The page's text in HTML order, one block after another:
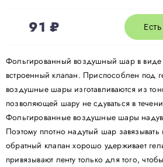
Политика
91₽
Фольгированный воздушный шар в виде
встроенный клапан. Приспособлен под
воздушные шары изготавливаются из
позволяющей шару не сдуваться в
Фольгированные воздушные шары
Поэтому плотно надутый шар завязывать
обратный клапан хорошо удерживает
привязывают ленту только для того,